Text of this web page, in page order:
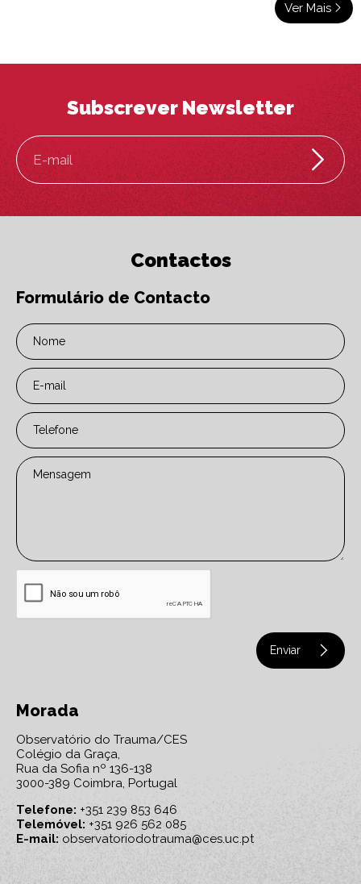
Ver Mais
Subscrever Newsletter
E-mail
Contactos
Formulário de Contacto
Nome
E-mail
Telefone
Mensagem
Enviar
Morada
Observatório do Trauma/CES
Colégio da Graça,
Rua da Sofia nº 136-138
3000-389 Coimbra, Portugal
Telefone: +351 239 853 646
Telemóvel: +351 926 562 085
E-mail: observatoriodotrauma@ces.uc.pt